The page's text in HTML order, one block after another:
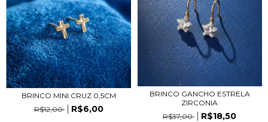
BRINCO MINI CRUZ 0,5CM
R$12,00
R$6,00
BRINCO GANCHO ESTRELA
ZIRCONIA
R$37,00
R$18,50